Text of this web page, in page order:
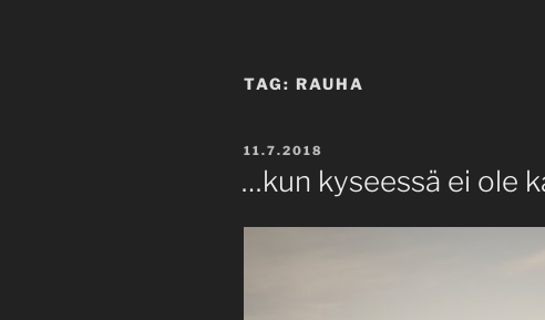
TAG: RAUHA
POSTED
ON
11.7.2018
…kun kyseessä ei ole